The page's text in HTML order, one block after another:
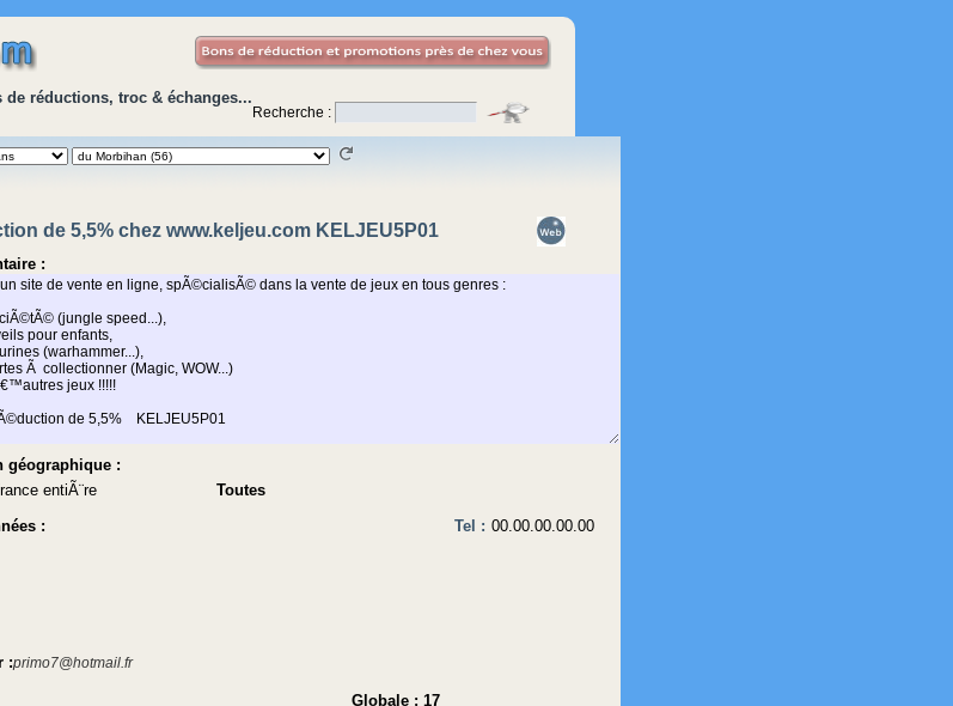
réductions, troc & échanges...
Recherche :
de 5,5% chez www.keljeu.com KELJEU5P01
:
géographique :
entiÃ¨re
Toutes
:
Tel : 00.00.00.00.00
:primo7@hotmail.fr
Globale : 17